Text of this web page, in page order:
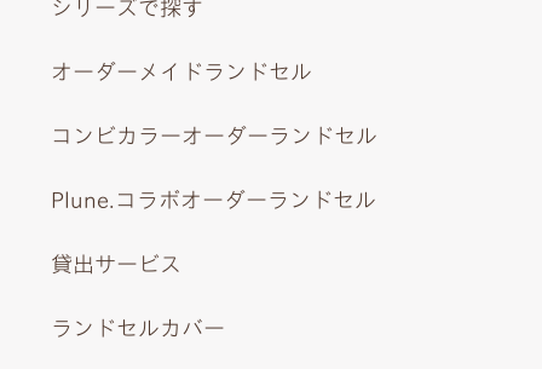
シリーズで探す
オーダーメイドランドセル
コンビカラーオーダーランドセル
Plune.コラボオーダーランドセル
貸出サービス
ランドセルカバー